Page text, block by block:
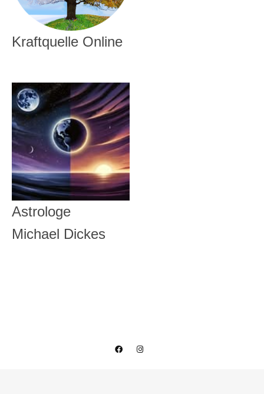
Kraftquelle Online
Astrologe
Michael Dickes